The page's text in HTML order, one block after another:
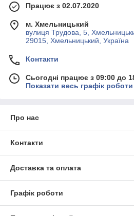
Працює з 02.07.2020
м. Хмельницький
вулиця Трудова, 5,
29015, Хмельницький, Україна
Контакти
Сьогодні працює з 09:00 до
Показати весь графік роботи
Про нас
Контакти
Доставка та оплата
Графік роботи